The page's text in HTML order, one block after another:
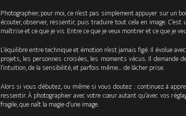
Photographier, pour moi, ce n’est pas simplement appuyer sur un
écouter, observer, ressentir, puis traduire tout cela en image.
maîtrise et ce que je vis. Entre ce que je veux montrer et ce que je
L’équilibre entre technique et émotion n’est jamais figé. Il évolue
projets, les personnes croisées, les moments vécus. Il demande
l’intuition, de la sensibilité, et parfois même… de lâcher prise.
Alors si vous débutez, ou même si vous doutez : continuez à
ressentir. À photographier avec votre cœur autant qu’avec vos
fragile, que naît la magie d’une image.